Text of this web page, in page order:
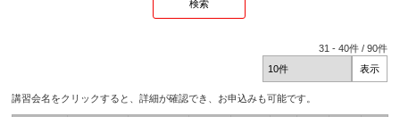
31 -40件 /90件
講習会名をクリックすると、詳細が確認でき、お申込みも可能です。